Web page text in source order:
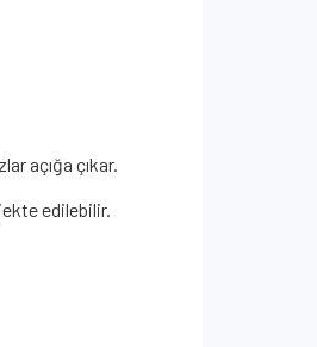
açığa çıkar.
edilebilir.